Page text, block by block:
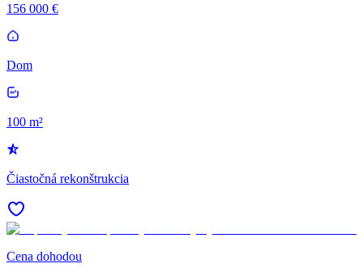
156 000 €
Dom
100 m²
Čiastočná rekonštrukcia
Cena dohodou